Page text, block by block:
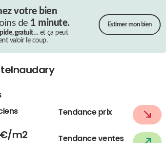
votre bien
de 1 minute.
gratuit…et ça peut
valoir le coup.
Estimer mon bien
€/m2
Tendance prix
Tendance ventes